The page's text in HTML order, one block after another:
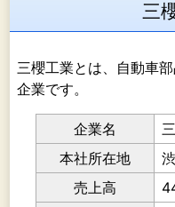
三
三櫻工業とは、自動車
企業です。
企業名
本社所在地
売上高